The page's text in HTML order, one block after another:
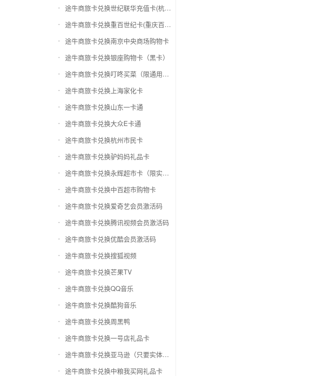
途牛商旅卡兑换世纪联华充值卡(杭州联华)
途牛商旅卡兑换重百世纪卡(重庆百货)
途牛商旅卡兑换南京中央商场购物卡
途牛商旅卡兑换银座购物卡（黑卡）
途牛商旅卡兑换叮咚买菜（限通用礼品卡）
途牛商旅卡兑换上海家化卡
途牛商旅卡兑换山东一卡通
途牛商旅卡兑换大众E卡通
途牛商旅卡兑换杭州市民卡
途牛商旅卡兑换驴妈妈礼品卡
途牛商旅卡兑换永辉超市卡（限实体卡）
途牛商旅卡兑换中百超市购物卡
途牛商旅卡兑换爱奇艺会员激活码
途牛商旅卡兑换腾讯视频会员激活码
途牛商旅卡兑换优酷会员激活码
途牛商旅卡兑换搜狐视频
途牛商旅卡兑换芒果TV
途牛商旅卡兑换QQ音乐
途牛商旅卡兑换酷狗音乐
途牛商旅卡兑换周黑鸭
途牛商旅卡兑换一号店礼品卡
途牛商旅卡兑换亚马逊（只要实体卡）
途牛商旅卡兑换中粮我买网礼品卡